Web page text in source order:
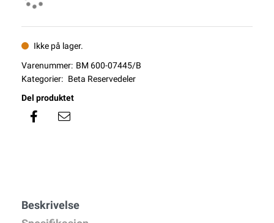
Ikke på lager.
Varenummer: BM 600-07445/B
Kategorier: Beta Reservedeler
Del produktet
Beskrivelse